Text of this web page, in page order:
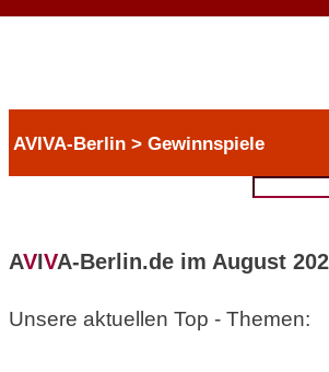
AVIVA-Berlin > Gewinnspiele
AVIVA-Berlin.de im August
Unsere aktuellen Top - Themen: